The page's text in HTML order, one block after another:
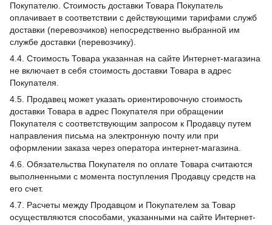
Покупателю. Стоимость доставки Товара Покупатель
оплачивает в соответствии с действующими тарифами служб
доставки (перевозчиков) непосредственно выбранной им
службе доставки (перевозчику).
4.4. Стоимость Товара указанная на сайте Интернет-магазина
не включает в себя стоимость доставки Товара в адрес
Покупателя.
4.5. Продавец может указать ориентировочную стоимость
доставки Товара в адрес Покупателя при обращении
Покупателя с соответствующим запросом к Продавцу путем
направления письма на электронную почту или при
оформлении заказа через оператора интернет-магазина.
4.6. Обязательства Покупателя по оплате Товара считаются
выполненными с момента поступления Продавцу средств на
его счет.
4.7. Расчеты между Продавцом и Покупателем за Товар
осуществляются способами, указанными на сайте Интернет-